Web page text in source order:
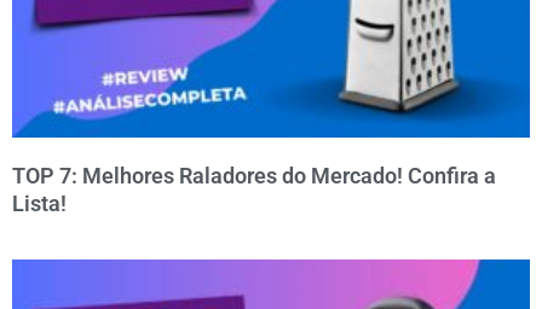
TOP 7: Melhores Raladores do Mercado! Confira a
Lista!